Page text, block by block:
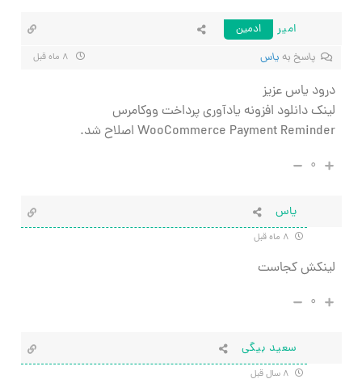
امیر
ادمین
پاسخ به یاس
درود یاس عزیز
لینک دانلود افزونه یادآوری پرداخت ووکامرس
WooCommerce Payment Reminder اصلاح شد.
۰
یاس
لینکش کجاست
۰
سعید بیگی